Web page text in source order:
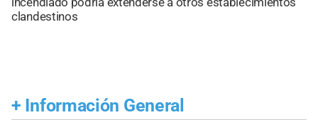
clandestinos
+ Información General